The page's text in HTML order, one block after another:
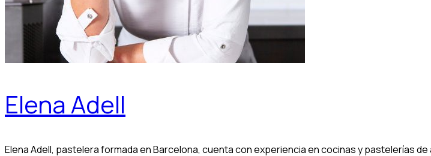
Elena Adell
Elena Adell, pastelera formada en Barcelona, cuenta con experiencia en cocinas y pastelerías